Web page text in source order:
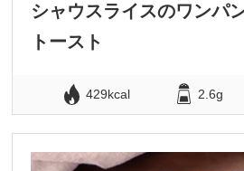
シャウスライスのワンパ
トースト
429kcal 2.6g